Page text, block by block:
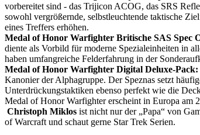
vorbereitet sind - das Trijicon ACOG, das SRS
sowohl vergrößernde, selbstleuchtende taktische
eines Treffers erhöhen.
Medal of Honor Warfighter Britische SAS Spec
diente als Vorbild für moderne Spezialeinheiten in
haben umfangreiche Felderfahrung in der
Medal of Honor Warfighter Digital Deluxe-Pack:
Kanonier der Alphagruppe. Der Speznas setzt
Unterdrückungstaktiken ebenso perfekt wie die
Medal of Honor Warfighter erscheint in Europa am
Christoph Miklos ist nicht nur der „Papa“ von
of Warcraft und schaut gerne Star Trek Serien.